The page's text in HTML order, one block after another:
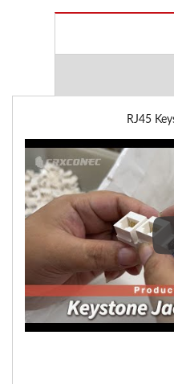
خط إنتاج عملية تصنيع مقبس RJ45 Keystone